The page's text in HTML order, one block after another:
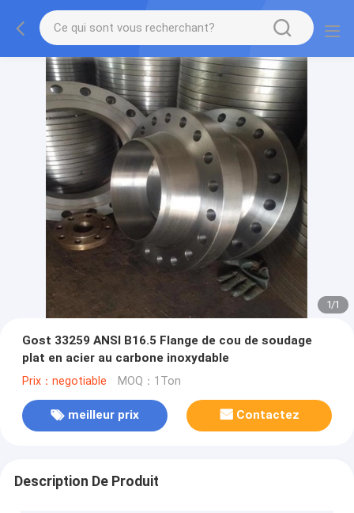
1/1
Gost 33259 ANSI B16.5 Flange de cou de soudage
plat en acier au carbone inoxydable
Prix：negotiable MOQ：1Ton
meilleur prix Contactez
Description De Produit